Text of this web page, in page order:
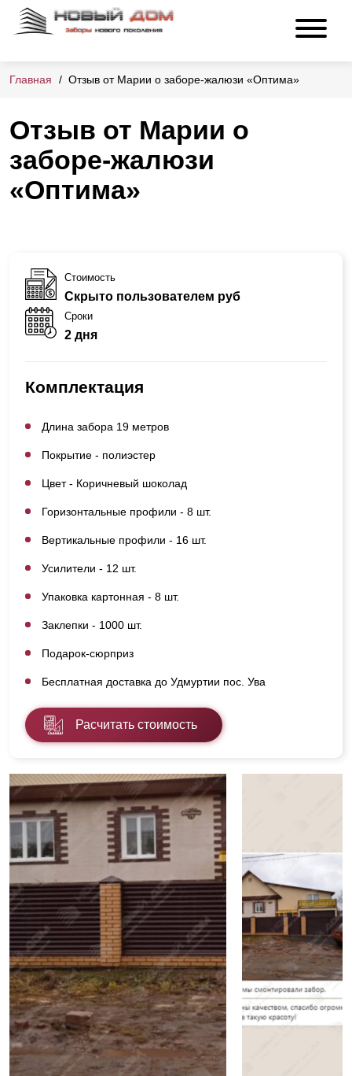
Главная Отзыв от Марии о заборе-жалюзи «Оптима»
Отзыв от Марии о
заборе-жалюзи
«Оптима»
Стоимость
Скрыто пользователем руб
Сроки
2 дня
Комплектация
Длина забора 19 метров
Покрытие - полиэстер
Цвет - Коричневый шоколад
Горизонтальные профили - 8 шт.
Вертикальные профили - 16 шт.
Усилители - 12 шт.
Упаковка картонная - 8 шт.
Заклепки - 1000 шт.
Подарок-сюрприз
Бесплатная доставка до Удмуртии пос. Ува
Расчитать стоимость